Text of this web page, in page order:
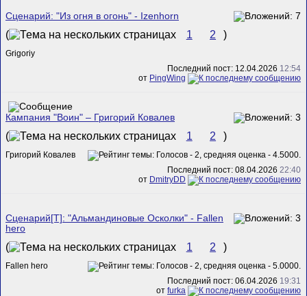
Сценарий: "Из огня в огонь" - Izenhorn
( 1 2 )
Grigoriy
Последний пост: 12.04.2026 12:54
от PingWing
Кампания "Воин" – Григорий Ковалев
( 1 2 )
Григорий Ковалев
Последний пост: 08.04.2026 22:40
от DmitryDD
Сценарий[T]: "Альмандиновые Осколки" - Fallen
hero
( 1 2 )
Fallen hero
Последний пост: 06.04.2026 19:31
от furka